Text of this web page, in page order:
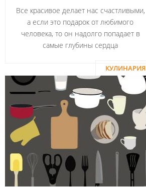
Все красивое делает нас счастливыми,
а если это подарок от любимого
человека, то он надолго попадает в
самые глубины сердца
КУЛИНАРИЯ